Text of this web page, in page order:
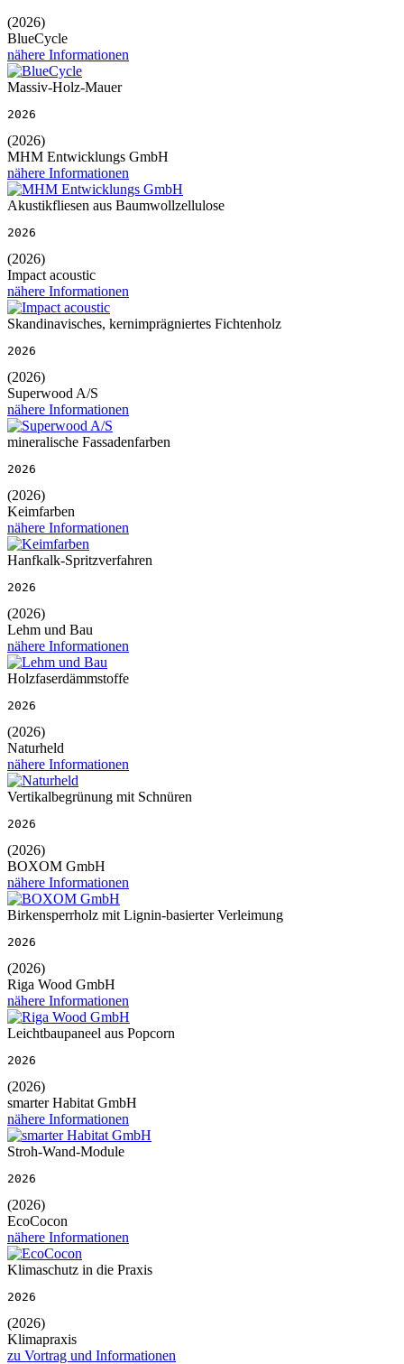
(2026)
BlueCycle
nähere Informationen
Massiv-Holz-Mauer
2026
(2026)
MHM Entwicklungs GmbH
nähere Informationen
Akustikfliesen aus Baumwollzellulose
2026
(2026)
Impact acoustic
nähere Informationen
Skandinavisches, kernimprägniertes Fichtenholz
2026
(2026)
Superwood A/S
nähere Informationen
mineralische Fassadenfarben
2026
(2026)
Keimfarben
nähere Informationen
Hanfkalk-Spritzverfahren
2026
(2026)
Lehm und Bau
nähere Informationen
Holzfaserdämmstoffe
2026
(2026)
Naturheld
nähere Informationen
Vertikalbegrünung mit Schnüren
2026
(2026)
BOXOM GmbH
nähere Informationen
Birkensperrholz mit Lignin-basierter Verleimung
2026
(2026)
Riga Wood GmbH
nähere Informationen
Leichtbaupaneel aus Popcorn
2026
(2026)
smarter Habitat GmbH
nähere Informationen
Stroh-Wand-Module
2026
(2026)
EcoCocon
nähere Informationen
Klimaschutz in die Praxis
2026
(2026)
Klimapraxis
zu Vortrag und Informationen